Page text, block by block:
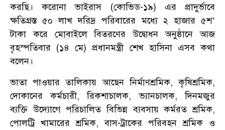
করছি। করোনা ভাইরাস (কোভিড-১৯) এর প্রাদুর্ভাবে
ক্ষতিগ্রস্ত ৫০ লাখ দরিদ্র পরিবারের মধ্যে ২ হাজার ৫শ’
টাকা করে মোবাইলে বিতরণের উদ্বোধন অনুষ্ঠানে আজ
বৃহস্পতিবার (১৪ মে) প্রধানমন্ত্রী শেখ হাসিনা এসব কথা
বলেন।
ভাতা পাওয়ার তালিকায় আছেন নির্মাণশ্রমিক, কৃষিশ্রমিক,
দোকানের কর্মচারী, রিকশাচালক, ভ্যানচালক, দিনমজুর
ব্যক্তি উদ্যোগে পরিচালিত বিভিন্ন ব্যবসায় কর্মরত শ্রমিক,
পোলট্রি খামারের শ্রমিক, বাস-ট্রাকের পরিবহন শ্রমিক ও